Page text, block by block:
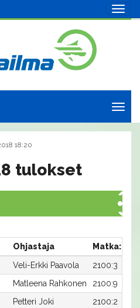
18:20
tulokset
Ohjastaja
Veli-Erkki Paavola
2100:3
Matleena Rahkonen
2100:9
Petteri Joki
2100:2